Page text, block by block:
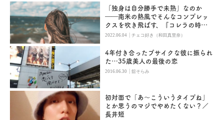
「独身は自分勝手で未熟」なのか
――南米の熱風でそんなコンプレッ
クスを吹き飛ばす、『コレラの時代
の愛』
2022.06.04 |チェコ好き（和田真里奈）
4年付き合ったブサイクな彼に振られ
た…35歳美人の最後の恋
2016.06.30 |舘そらみ
初対面で「あ〜こういうタイプね」
とか思うのマジでやめたくない？／
長井短